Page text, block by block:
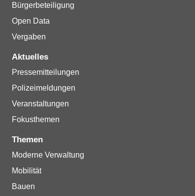
Bürgerbeteiligung
Open Data
Vergaben
Aktuelles
Pressemitteilungen
Polizeimeldungen
Veranstaltungen
Fokusthemen
Themen
Moderne Verwaltung
Mobilität
Bauen